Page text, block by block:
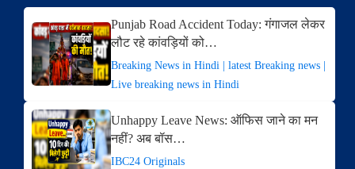
Punjab Road Accident Today: गंगाजल लेकर
लौट रहे कांवड़ियों को…
Breaking News in Hindi | latest Breaking news |
Live breaking news in Hindi
Unhappy Leave News: ऑफिस जाने का मन
नहीं? अब बॉस…
IBC24 Originals